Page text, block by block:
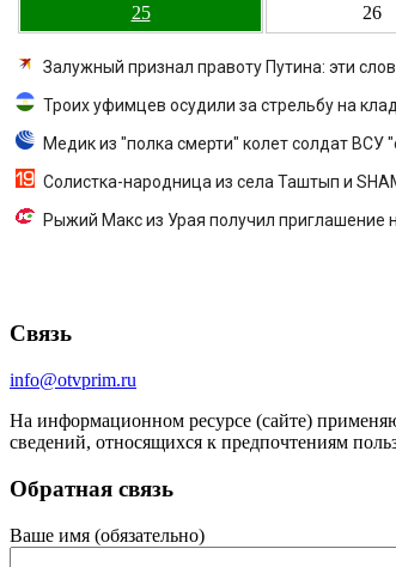
25 26
Залужный признал правоту Путина: эти
Троих уфимцев осудили за стрельбу на
Медик из "полка смерти" колет солдат
Солистка-народница из села Таштып и
Рыжий Макс из Урая получил приглашение
Связь
info@otvprim.ru
На информационном ресурсе (сайте)
сведений, относящихся к предпочтениям
Обратная связь
Ваше имя (обязательно)